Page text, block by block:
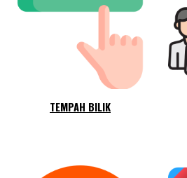
TEMPAH BILIK